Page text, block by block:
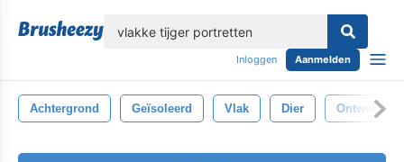
Inloggen Aanmelden
Achtergrond Geïsoleerd Vlak Dier Ontwerp